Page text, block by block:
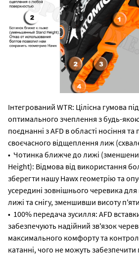
Інтегрований WTR: Цілісна гумова
оптимального зчеплення з будь-
поєднанні з AFD в області носіння
своєчасного відщеплення лиж
• Чотинка ближче до лижі
Height): Відмова від використання
зберегти нашу Hawx геометрію та
усередині зовнішнього черевика
лижі та снігу, зменшивши висоту
• 100% передача зусилля: AFD
забезпечують надійний зв'язок
максимального комфорту та
катанні, чого не можуть забезпечити